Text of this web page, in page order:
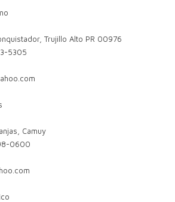
Trujillo Alto PR 00976
5305
Camuy
0600